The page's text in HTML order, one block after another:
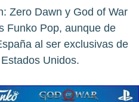
Zero Dawn y God of War
Funko Pop, aunque de
al ser exclusivas de
Unidos.